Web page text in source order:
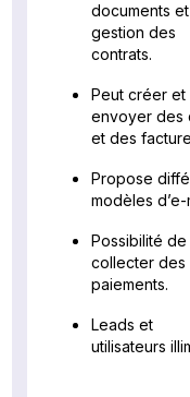
documents
gestion des
contrats.
Peut créer et
envoyer des
et des
Propose
modèles d’e-
Possibilité de
collecter des
paiements.
Leads et
utilisateurs